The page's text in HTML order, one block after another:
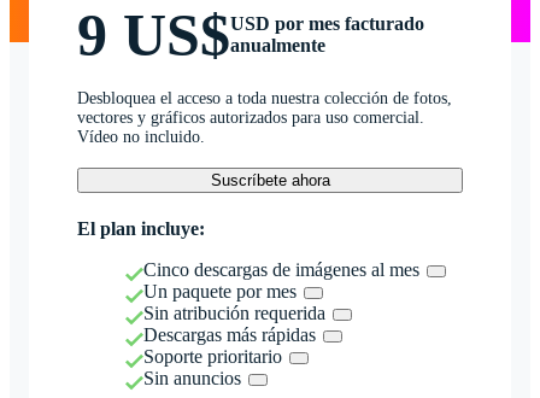
9 US$USD por mes facturado
anualmente
Desbloquea el acceso a toda nuestra colección de fotos,
vectores y gráficos autorizados para uso comercial.
Vídeo no incluido.
Suscríbete ahora
El plan incluye:
Cinco descargas de imágenes al mes
Un paquete por mes
Sin atribución requerida
Descargas más rápidas
Soporte prioritario
Sin anuncios